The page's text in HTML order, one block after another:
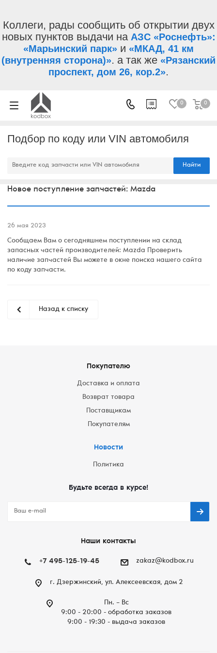
Коллеги, рады сообщить об открытии двух
новых пунктов выдачи на АЗС «Роснефть»:
«Марьинский парк» и «МКАД, 41 км
(внутренняя сторона)». а так же «Рязанский
проспект, дом 26, кор.2».
0 0
Подбор по коду или VIN автомобиля
Найти
Новое поступление запчастей: Mazda
26 мая 2023
Сообщаем Вам о сегодняшнем поступлении на склад
запасных частей производителей: Mazda Проверить
наличие запчастей Вы можете в окне поиска нашего сайта
по коду запчасти.
Назад к списку
Покупателю
Доставка и оплата
Возврат товара
Поставщикам
Покупателям
Новости
Политика
Будьте всегда в курсе!
Наши контакты
+7 495-125-19-45 zakaz@kodbox.ru
г. Дзержинский, ул. Алексеевская, дом 2
Пн. – Вc
9:00 - 20:00 - обработка заказов
9:00 - 19:30 - выдача заказов